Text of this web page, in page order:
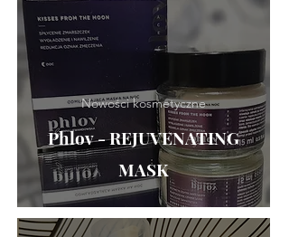
Phlov - REJUVENATING
MASK
Nowości kosmetyczne